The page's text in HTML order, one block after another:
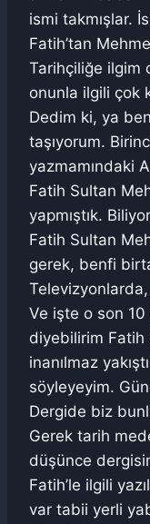
ismi takmışlar.
Fatih’tan
Tarihçiliğe ilgim
onunla ilgili çok
Dedim ki, ya
taşıyorum.
yazmamındaki
Fatih Sultan
yapmıştık.
Fatih Sultan
gerek, benfi
Televizyonlarda,
Ve işte o son 10
diyebilirim Fatih
inanılmaz
söyleyeyim.
Dergide biz
Gerek tarih
düşünce
Fatih’le ilgili
var tabii yerli